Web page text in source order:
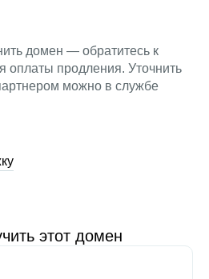
домен — обратитесь к
оплаты продления. Уточнить
можно в службе
этот домен